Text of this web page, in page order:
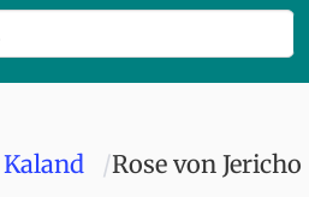
Kaland Rose von Jericho